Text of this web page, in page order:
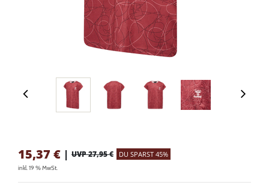
15,37 € | UVP 27,95 € DU SPARST 45%
inkl. 19 % MwSt.